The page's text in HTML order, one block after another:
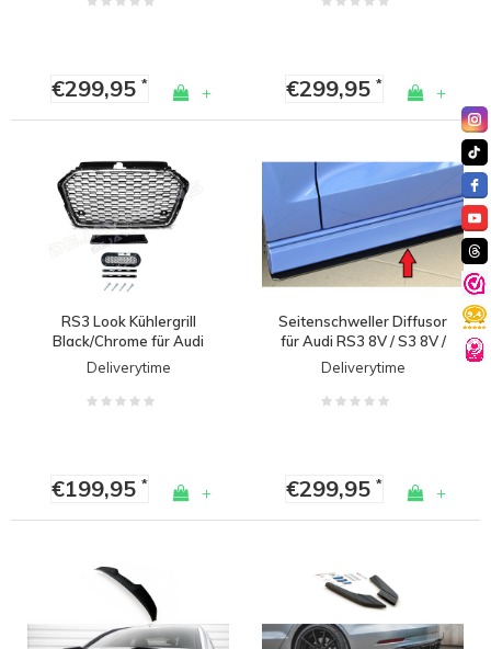
€299,95* + €299,95* +
RS3 Look Kühlergrill
Black/Chrome für Audi
A3 8V / S line / S3
Deliverytime
€199,95* +
Seitenschweller Diffusor
für Audi RS3 8V / S3 8V /
A3 8V S line Limousine
Deliverytime
€299,95* +